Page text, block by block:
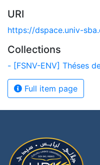
URI
https://dspace.univ-
Collections
- [FSNV-ENV] Théses
Full item page